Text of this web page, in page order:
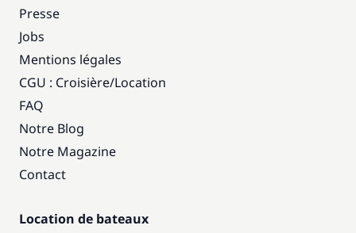
Presse
Jobs
Mentions légales
CGU : Croisière/Location
FAQ
Notre Blog
Notre Magazine
Contact
Location de bateaux